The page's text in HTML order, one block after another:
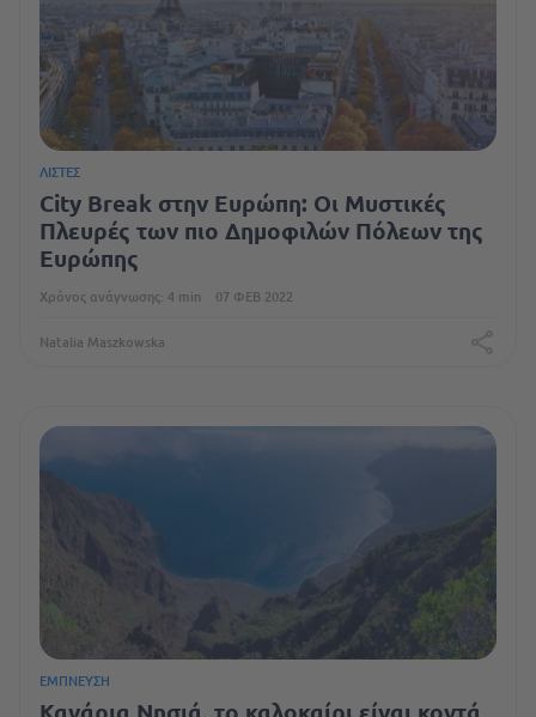
ΛΊΣΤΕΣ
City Break στην Ευρώπη: Οι Μυστικές
Πλευρές των πιο Δημοφιλών Πόλεων της
Ευρώπης
Χρόνος ανάγνωσης: 4 min 07 ΦΕΒ 2022
Natalia Maszkowska
ΈΜΠΝΕΥΣΗ